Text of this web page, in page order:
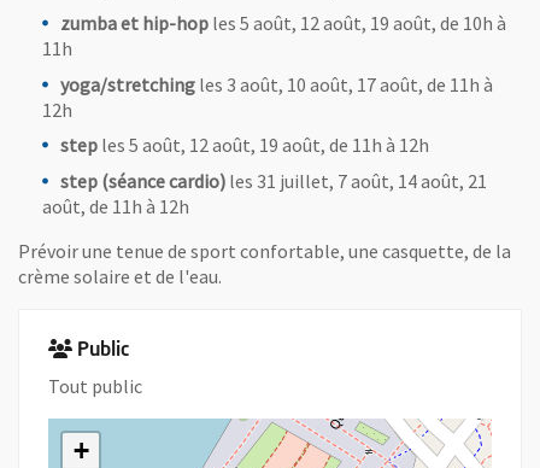
zumba et hip-hop les 5 août, 12 août, 19 août, de 10h à
11h
yoga/stretching les 3 août, 10 août, 17 août, de 11h à
12h
step les 5 août, 12 août, 19 août, de 11h à 12h
step (séance cardio) les 31 juillet, 7 août, 14 août, 21
août, de 11h à 12h
Prévoir une tenue de sport confortable, une casquette, de la
crème solaire et de l'eau.
Public
Tout public
+